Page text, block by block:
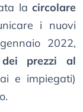
la circolare
i nuovi
2022,
prezzi al
e impiegati)